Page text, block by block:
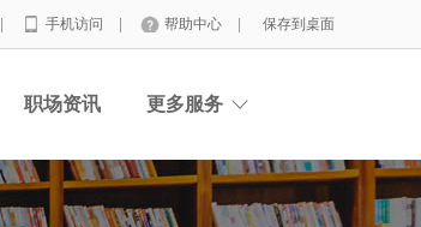
手机访问 帮助中心 保存到桌面
职场资讯 更多服务